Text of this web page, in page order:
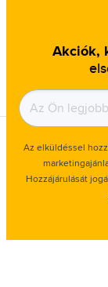
Akciók,
Az elküldéssel
Hozzájárulását